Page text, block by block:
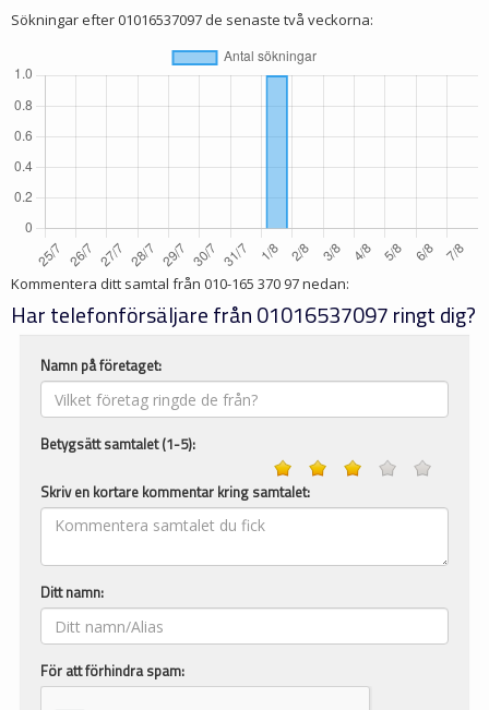
Sökningar efter 01016537097 de senaste två veckorna:
Kommentera ditt samtal från 010-165 370 97nedan:
Har telefonförsäljare från 01016537097 ringt dig?
Namn på företaget:
Betygsätt samtalet (1-5):
Skriv en kortare kommentar kring samtalet:
Ditt namn:
För att förhindra spam: